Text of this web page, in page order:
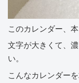
このカレンダー、
文字が大きくて、
い。
こんなカレンダー